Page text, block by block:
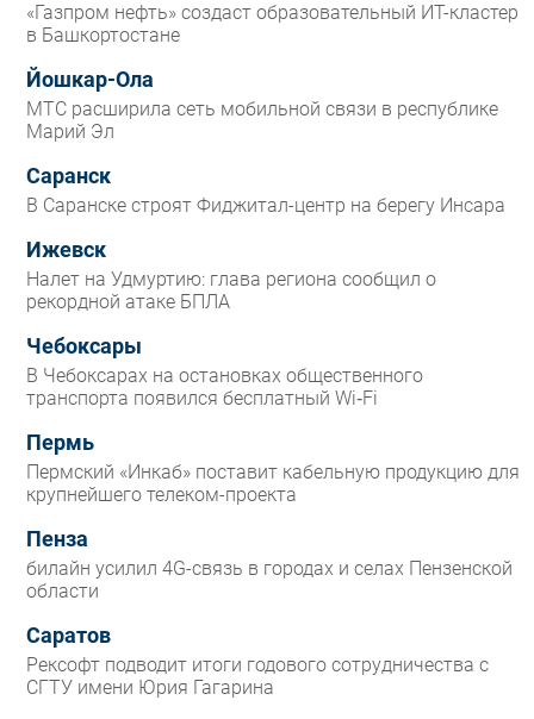
«Газпром нефть» создаст образовательный ИТ-кластер
в Башкортостане
Йошкар-Ола
МТС расширила сеть мобильной связи в республике
Марий Эл
Саранск
В Саранске строят Фиджитал-центр на берегу Инсара
Ижевск
Налет на Удмуртию: глава региона сообщил о
рекордной атаке БПЛА
Чебоксары
В Чебоксарах на остановках общественного
транспорта появился бесплатный Wi‑Fi
Пермь
Пермский «Инкаб» поставит кабельную продукцию для
крупнейшего телеком-проекта
Пенза
билайн усилил 4G-связь в городах и селах Пензенской
области
Саратов
Рексофт подводит итоги годового сотрудничества с
СГТУ имени Юрия Гагарина